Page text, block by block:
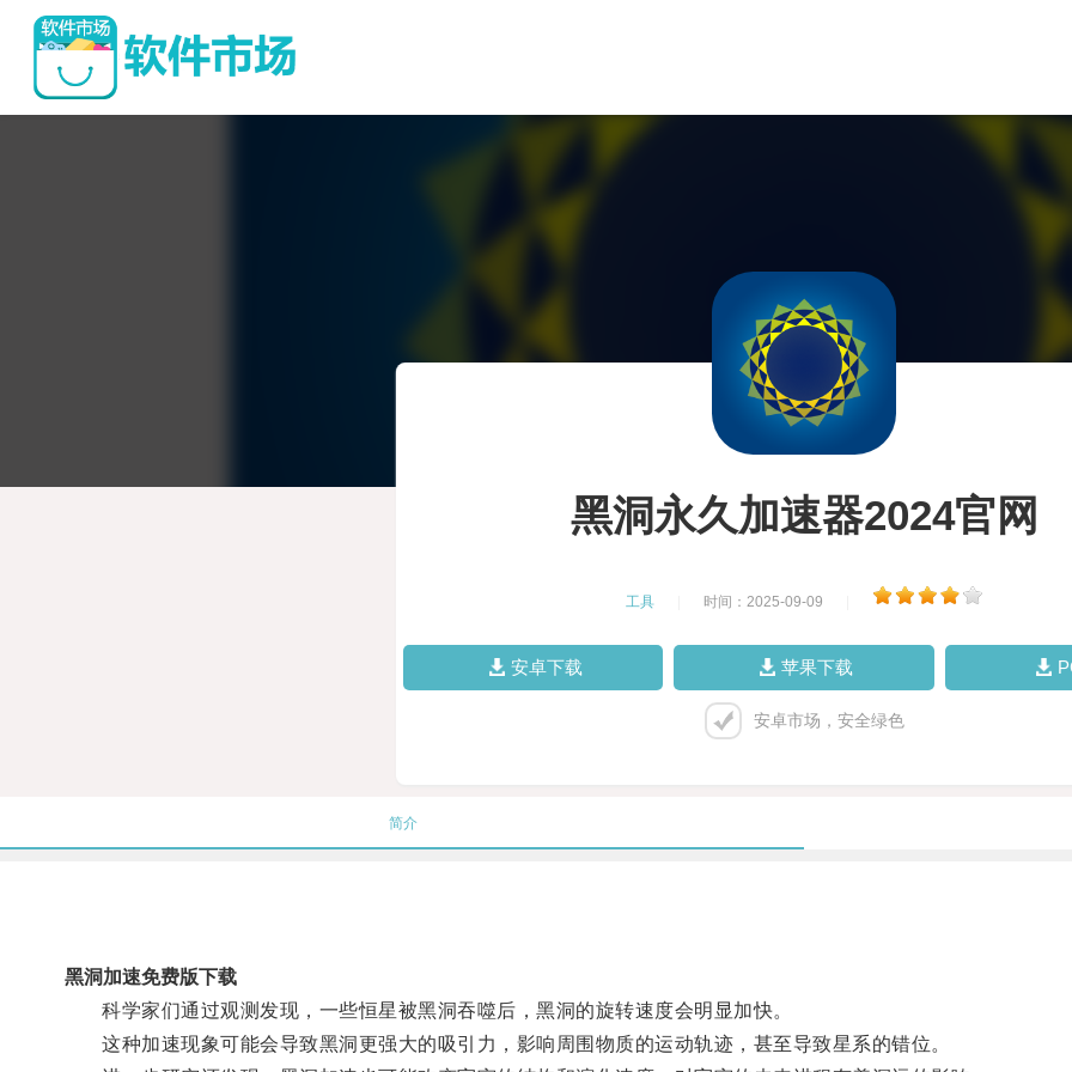
黑洞永久加速器2024官网
工具 时间：2025-09-09
安卓下载 苹果下载
安卓市场，安全绿色
简介
黑洞加速免费版下载
科学家们通过观测发现，一些恒星被黑洞吞噬后，黑洞的旋转速度会明显加快。
这种加速现象可能会导致黑洞更强大的吸引力，影响周围物质的运动轨迹，甚至导致星系的错位。